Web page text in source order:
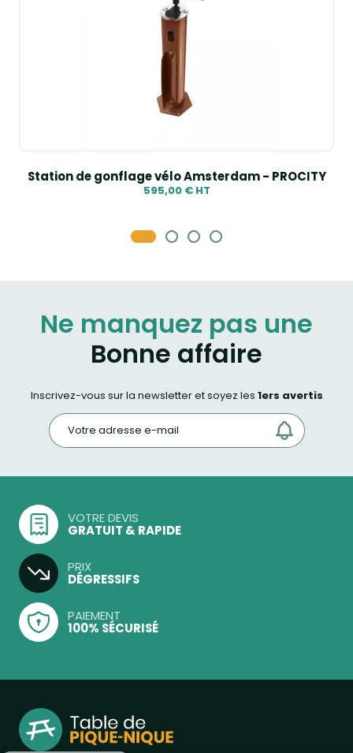
Station de gonflage vélo Amsterdam - PROCITY
595,00 € HT
Ne manquez pas une
Bonne affaire
Inscrivez-vous sur la newsletter et soyez les 1ers avertis
VOTRE DEVIS
GRATUIT & RAPIDE
PRIX
DÉGRESSIFS
PAIEMENT
100% SÉCURISÉ